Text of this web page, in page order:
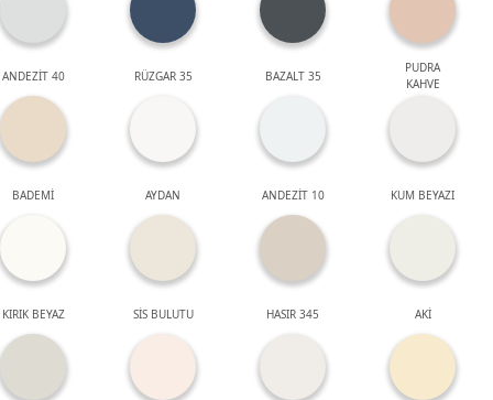
ANDEZİT 40 RÜZGAR 35 BAZALT 35
PUDRA
KAHVE
BADEMİ AYDAN ANDEZİT 10 KUM BEYAZI
KIRIK BEYAZ SİS BULUTU HASIR 345 AKİ